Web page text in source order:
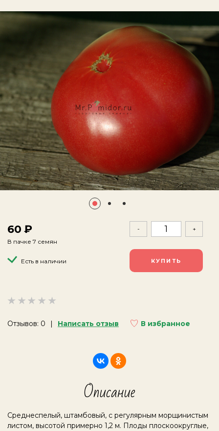
Отзывов: 0 Написать отзыв В избранное
60
В пачке 7 семян
Есть в наличии
- +
Описание
Среднеспелый, штамбовый, с регулярным морщинистым
листом, высотой примерно 1,2 м. Плоды плоскоокруглые,